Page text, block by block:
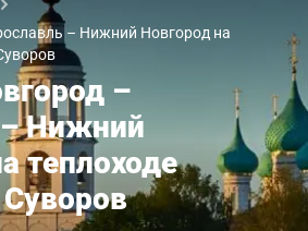
– Нижний Новгород на
–
Нижний
теплоходе